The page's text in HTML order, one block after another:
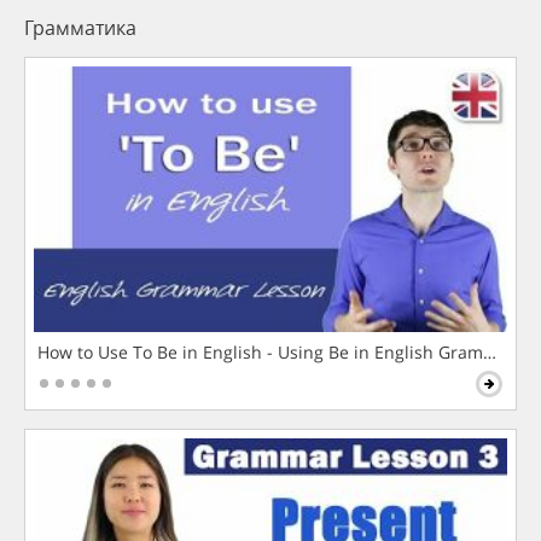
Грамматика
How to Use To Be in English - Using Be in English Grammar